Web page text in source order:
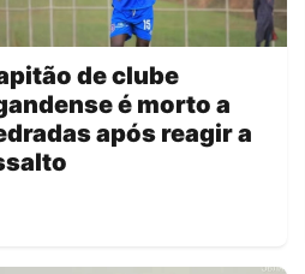
de clube
é morto a
após reagir a